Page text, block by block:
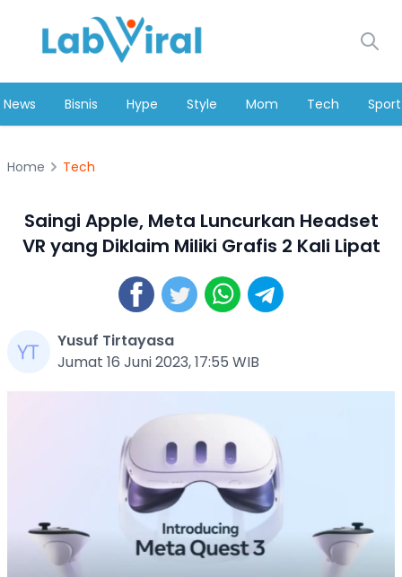
News Bisnis Hype Style Mom Tech Sport
Home Tech
Saingi Apple, Meta Luncurkan Headset
VR yang Diklaim Miliki Grafis 2 Kali Lipat
Yusuf Tirtayasa
Jumat 16 Juni 2023, 17:55 WIB